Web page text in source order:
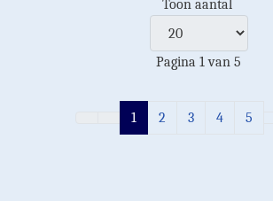
Toon aantal
Pagina 1 van 5
1 2 3 4 5